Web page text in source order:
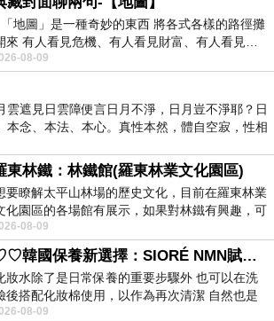
「地圖」是一種奇妙的東西 將各式各樣的路徑攤
來 有人看見危機、有人看見財富、有人看見…
中可以發掘出不同的
08-09
雲遮見日雲障便言日月不淨，日月豈不淨耶？日
本念、本法、本心。真性本然，體自空寂，性相
東林鐵：林鐵館(羅東林業文化園區)
要瞭解太平山林場的歷史文化，目前在羅東林業
化園區的各場館有展示，如果對林鐵有興趣，可
到林鐵館。 這裡展示從山下
08-09
♡♡韓國保養新選擇：SIORÉ NMN賦活泡泡化妝水♡♡
妝水除了是日常保養的重要步驟外 也可以在洗
後搭配化妝棉使用，以作為再次清潔 自然也是
的保養必備品項 不過，我對於化妝
08-09